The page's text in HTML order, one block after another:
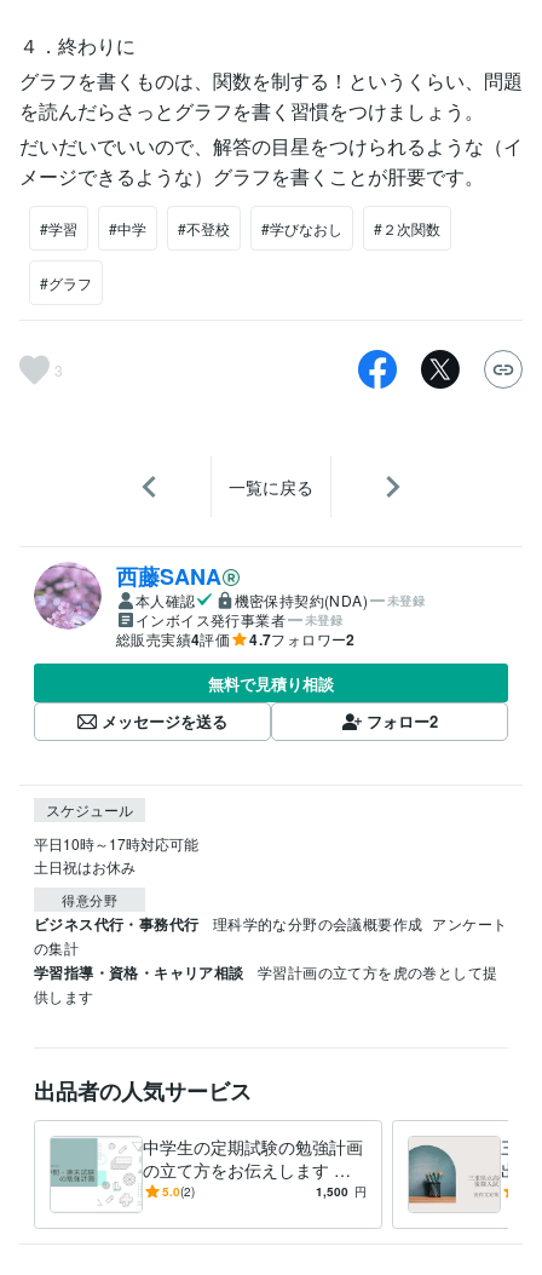
４．終わりに
グラフを書くものは、関数を制する！というくらい、問題
を読んだらさっとグラフを書く習慣をつけましょう。
だいだいでいいので、解答の目星をつけられるような（イ
メージできるような）グラフを書くことが肝要です。
#学習 #中学 #不登校 #学びなおし #２次関数
#グラフ
3
一覧に戻る
西藤SANA
本人確認 機密保持契約(NDA) 未登録
インボイス発行事業者 未登録
総販売実績4評価 4.7フォロワー2
無料で見積り相談
メッセージを送る
フォロー2
スケジュール
平日10時～17時対応可能
土日祝はお休み
得意分野
ビジネス代行・事務代行 理科学的な分野の会議概要作成 アンケート
の集計
学習指導・資格・キャリア相談
学習計画の立て方を虎の巻として提
供します
出品者の人気サービス
中学生の定期試験の勉強計画
の立て方をお伝えします な
りたい自分を目指して計画的
5.0(2) 1,500 円
三重
出題
英語